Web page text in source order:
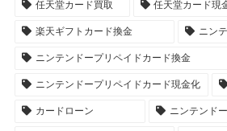
任天堂カード買取 任天堂カード現
楽天ギフトカード換金 ニン
ニンテンドープリペイドカード換金
ニンテンドープリペイドカード現金化
カードローン ニンテンド